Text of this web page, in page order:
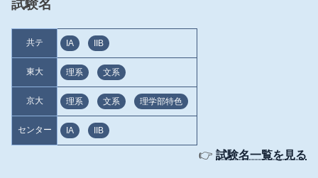
試験名
共テ IA IIB
東大 理系 文系
京大 理系 文系 理学部特色
センター IA IIB
👉 試験名一覧を見る